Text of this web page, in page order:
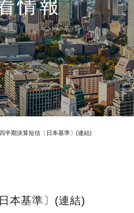
フタバグループ
（日本、アジア、北米、欧州）
調達情報
株主総会
よくあるご質問
情報
半期決算短信〔日本基準〕(連結)
本基準〕(連結)